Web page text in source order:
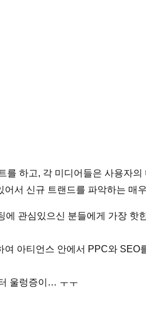
하고, 각 미디어들은 사용자
서 신규 트랜드를 파악하는 매
관심있으신 분들에게 가장
아티언스 안에서 PPC와
울렁증이… ㅜㅜ